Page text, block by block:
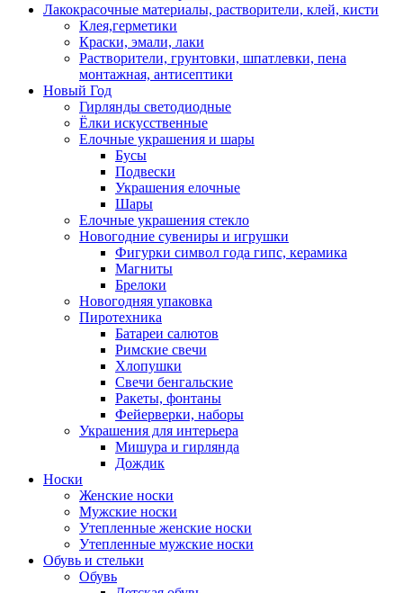
Лакокрасочные материалы, растворители, клей, кисти
Клея,герметики
Краски, эмали, лаки
Растворители, грунтовки, шпатлевки, пена
монтажная, антисептики
Новый Год
Гирлянды светодиодные
Ёлки искусственные
Елочные украшения и шары
Бусы
Подвески
Украшения елочные
Шары
Елочные украшения стекло
Новогодние сувениры и игрушки
Фигурки символ года гипс, керамика
Магниты
Брелоки
Новогодняя упаковка
Пиротехника
Батареи салютов
Римские свечи
Хлопушки
Свечи бенгальские
Ракеты, фонтаны
Фейерверки, наборы
Украшения для интерьера
Мишура и гирлянда
Дождик
Носки
Женские носки
Мужские носки
Утепленные женские носки
Утепленные мужские носки
Обувь и стельки
Обувь